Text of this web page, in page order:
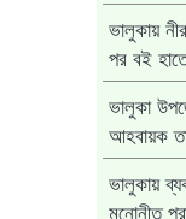
ভালুকায়
পর বই
ভালুকা
আহবায়ক
ভালুকায়
মনোনীত